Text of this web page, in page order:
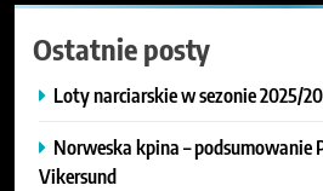
Ostatnie posty
Loty narciarskie w sezonie 2025/
Norweska kpina – podsumowanie
Vikersund